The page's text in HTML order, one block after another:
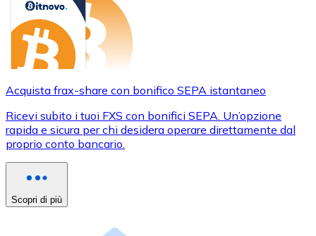
Acquista frax-share con bonifico SEPA istantaneo
Ricevi subito i tuoi FXS con bonifici SEPA. Un’opzione
rapida e sicura per chi desidera operare direttamente dal
proprio conto bancario.
Scopri di più